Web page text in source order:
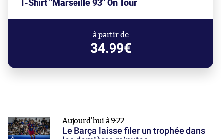
T-Shirt "Marseille 93" On Tour
à partir de
34.99€
Aujourd'hui à 9:22
Le Barça laisse filer un trophée dans